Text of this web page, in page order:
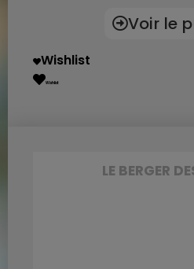
Voir le
Wishlist
Wishlist
LE BERGER